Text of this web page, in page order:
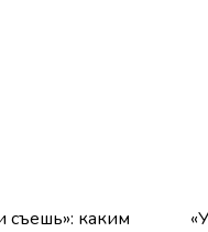
съешь»: каким